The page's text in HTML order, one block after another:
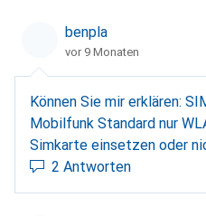
benpla
vor 9 Monaten
Können Sie mir erklären:
Mobilfunk Standard nur WLAN Kann ich da
Simkarte einsetzen oder
2 Antworten